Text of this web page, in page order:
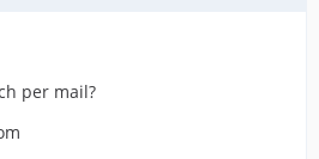
per mail?